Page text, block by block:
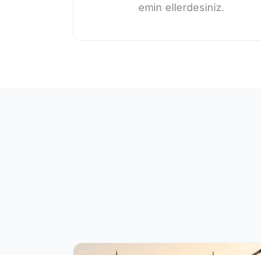
emin ellerdesiniz.